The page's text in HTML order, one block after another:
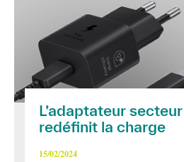
L’adaptateur
redéfinit la charge
15/02/2024